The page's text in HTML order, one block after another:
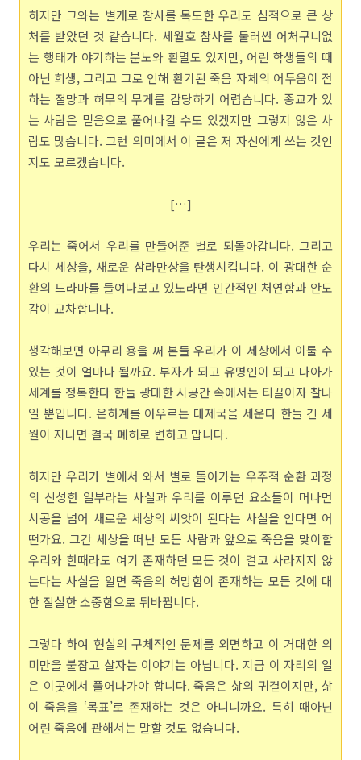
하지만 그와는 별개로 참사를 목도한 우리도 심적으로 큰 상
처를 받았던 것 같습니다. 세월호 참사를 둘러싼 어처구니없
는 행태가 야기하는 분노와 환멸도 있지만, 어린 학생들의 때
아닌 희생, 그리고 그로 인해 환기된 죽음 자체의 어두움이 전
하는 절망과 허무의 무게를 감당하기 어렵습니다. 종교가 있
는 사람은 믿음으로 풀어나갈 수도 있겠지만 그렇지 않은 사
람도 많습니다. 그런 의미에서 이 글은 저 자신에게 쓰는 것인
지도 모르겠습니다.
[…]
우리는 죽어서 우리를 만들어준 별로 되돌아갑니다. 그리고
다시 세상을, 새로운 삼라만상을 탄생시킵니다. 이 광대한 순
환의 드라마를 들여다보고 있노라면 인간적인 처연함과 안도
감이 교차합니다.
생각해보면 아무리 용을 써 본들 우리가 이 세상에서 이룰 수
있는 것이 얼마나 될까요. 부자가 되고 유명인이 되고 나아가
세계를 정복한다 한들 광대한 시공간 속에서는 티끌이자 찰나
일 뿐입니다. 은하계를 아우르는 대제국을 세운다 한들 긴 세
월이 지나면 결국 폐허로 변하고 맙니다.
하지만 우리가 별에서 와서 별로 돌아가는 우주적 순환 과정
의 신성한 일부라는 사실과 우리를 이루던 요소들이 머나먼
시공을 넘어 새로운 세상의 씨앗이 된다는 사실을 안다면 어
떤가요. 그간 세상을 떠난 모든 사람과 앞으로 죽음을 맞이할
우리와 한때라도 여기 존재하던 모든 것이 결코 사라지지 않
는다는 사실을 알면 죽음의 허망함이 존재하는 모든 것에 대
한 절실한 소중함으로 뒤바뀝니다.
그렇다 하여 현실의 구체적인 문제를 외면하고 이 거대한 의
미만을 붙잡고 살자는 이야기는 아닙니다. 지금 이 자리의 일
은 이곳에서 풀어나가야 합니다. 죽음은 삶의 귀결이지만, 삶
이 죽음을 ‘목표’로 존재하는 것은 아니니까요. 특히 때아닌
어린 죽음에 관해서는 말할 것도 없습니다.